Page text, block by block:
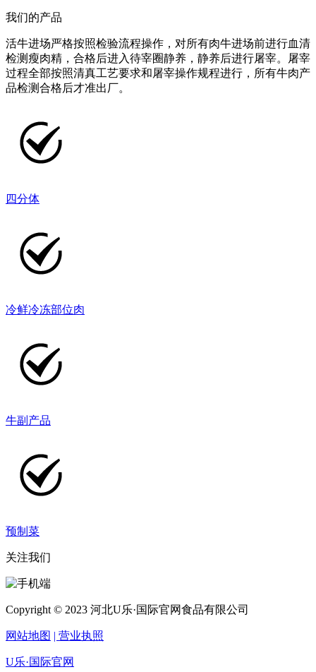
我们的产品
活牛进场严格按照检验流程操作，对所有肉牛进场前进行血清
检测瘦肉精，合格后进入待宰圈静养，静养后进行屠宰。屠宰
过程全部按照清真工艺要求和屠宰操作规程进行，所有牛肉产
品检测合格后才准出厂。
四分体
冷鲜冷冻部位肉
牛副产品
预制菜
关注我们
Copyright © 2023 河北U乐·国际官网食品有限公司
网站地图 | 营业执照
U乐·国际官网